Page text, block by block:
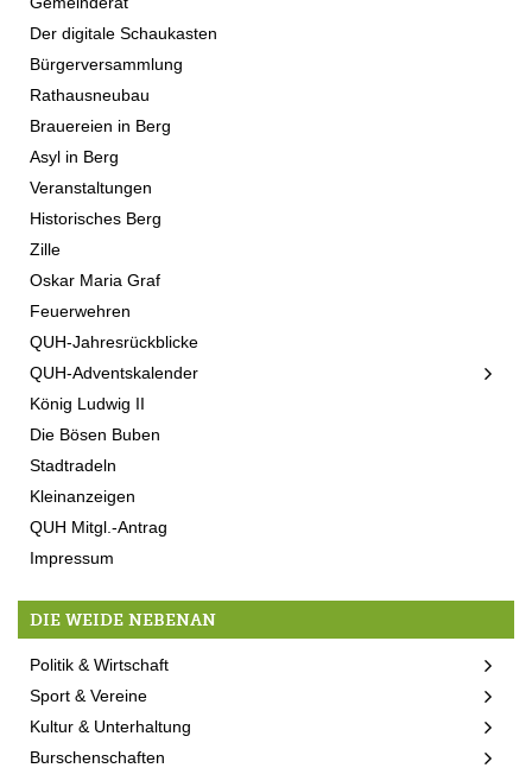
Der digitale Schaukasten
Bürgerversammlung
Rathausneubau
Brauereien in Berg
Asyl in Berg
Veranstaltungen
Historisches Berg
Zille
Oskar Maria Graf
Feuerwehren
QUH-Jahresrückblicke
QUH-Adventskalender
König Ludwig II
Die Bösen Buben
Stadtradeln
Kleinanzeigen
QUH Mitgl.-Antrag
Impressum
DIE WEIDE NEBENAN
Politik & Wirtschaft
Sport & Vereine
Kultur & Unterhaltung
Burschenschaften